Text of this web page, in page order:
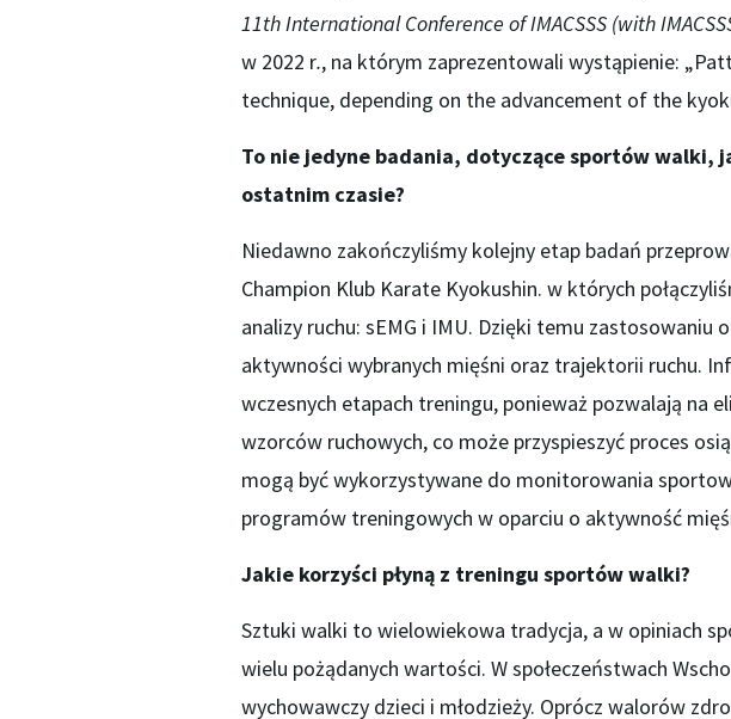
11th International Conference of IMACSSS (with
w 2022 r., na którym zaprezentowali wystąpienie:
technique, depending on the advancement of the
To nie jedyne badania, dotyczące sportów walki,
ostatnim czasie?
Niedawno zakończyliśmy kolejny etap badań
Champion Klub Karate Kyokushin. w których
analizy ruchu: sEMG i IMU. Dzięki temu zastosowaniu
aktywności wybranych mięśni oraz trajektorii ruchu.
wczesnych etapach treningu, ponieważ pozwalają na
wzorców ruchowych, co może przyspieszyć proces
mogą być wykorzystywane do monitorowania
programów treningowych w oparciu o aktywność
Jakie korzyści płyną z treningu sportów walki?
Sztuki walki to wielowiekowa tradycja, a w opiniach
wielu pożądanych wartości. W społeczeństwach
wychowawczy dzieci i młodzieży. Oprócz walorów